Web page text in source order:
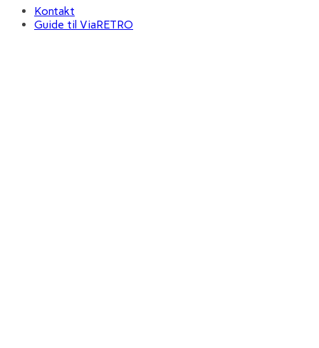
Kontakt
Guide til ViaRETRO